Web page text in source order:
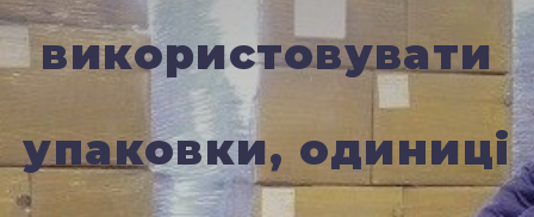
використовувати
упаковки, одиниці